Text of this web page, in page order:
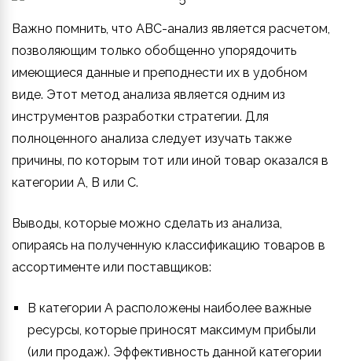
Важно помнить, что ABC-анализ является расчетом,
позволяющим только обобщенно упорядочить
имеющиеся данные и преподнести их в удобном
виде. Этот метод анализа является одним из
инструментов разработки стратегии. Для
полноценного анализа следует изучать также
причины, по которым тот или иной товар оказался в
категории A, B или C.
Выводы, которые можно сделать из анализа,
опираясь на полученную классификацию товаров в
ассортименте или поставщиков:
В категории A расположены наиболее важные
ресурсы, которые приносят максимум прибыли
(или продаж). Эффективность данной категории